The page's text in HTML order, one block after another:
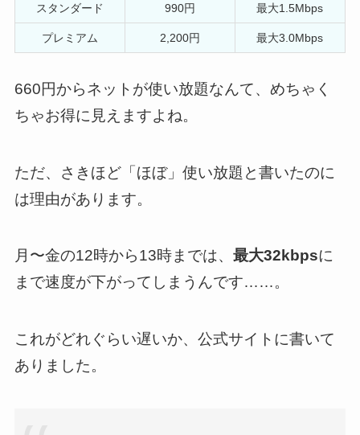
スタンダード 990円 最大1.5Mbps
プレミアム 2,200円 最大3.0Mbps
660円からネットが使い放題なんて、めちゃく
ちゃお得に見えますよね。
ただ、さきほど「ほぼ」使い放題と書いたのに
は理由があります。
月〜金の12時から13時までは、 最大32kbpsに
まで速度が下がってしまうんです……。
これがどれぐらい遅いか、公式サイトに書いて
ありました。